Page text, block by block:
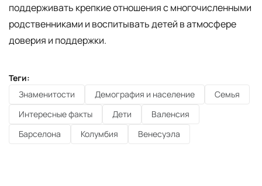
поддерживать крепкие отношения с многочисленными
родственниками и воспитывать детей в атмосфере
доверия и поддержки.
Теги:
Знаменитости
Демография и население
Семья
Интересные факты
Дети
Валенсия
Барселона
Колумбия Венесуэла